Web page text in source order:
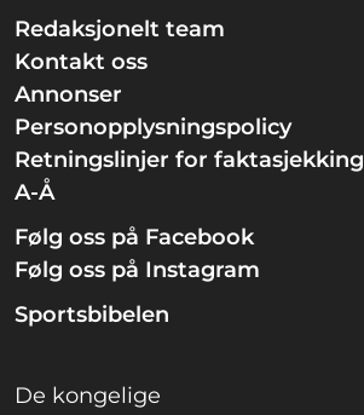
Redaksjonelt team
Kontakt oss
Annonser
Personopplysningspolicy
Retningslinjer for faktasjekking
A-Å
Følg oss på Facebook
Følg oss på Instagram
Sportsbibelen
De kongelige